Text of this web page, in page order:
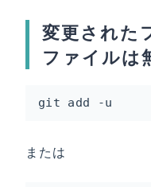
変更された
ファイルは
git add -u
または